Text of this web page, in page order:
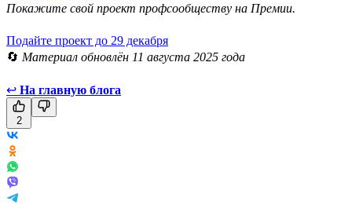
Покажите свой проект профсообществу на Премии.
Подайте проект до 29 декабря
🔄 Материал обновлён 11 августа 2025 года
↩ На главную блога
2